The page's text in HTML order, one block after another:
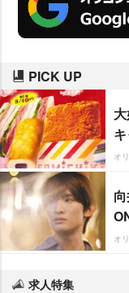
PICK UP
オ
オ
求人特集